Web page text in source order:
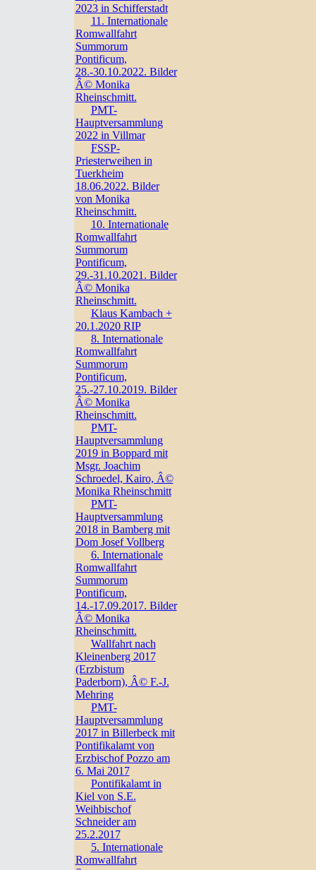
2023 in Schifferstadt
11. Internationale
Romwallfahrt
Summorum
Pontificum,
28.-30.10.2022. Bilder
Â© Monika
Rheinschmitt.
PMT-
Hauptversammlung
2022 in Villmar
FSSP-
Priesterweihen in
Tuerkheim
18.06.2022. Bilder
von Monika
Rheinschmitt.
10. Internationale
Romwallfahrt
Summorum
Pontificum,
29.-31.10.2021. Bilder
Â© Monika
Rheinschmitt.
Klaus Kambach +
20.1.2020 RIP
8. Internationale
Romwallfahrt
Summorum
Pontificum,
25.-27.10.2019. Bilder
Â© Monika
Rheinschmitt.
PMT-
Hauptversammlung
2019 in Boppard mit
Msgr. Joachim
Schroedel, Kairo, Â©
Monika Rheinschmitt
PMT-
Hauptversammlung
2018 in Bamberg mit
Dom Josef Vollberg
6. Internationale
Romwallfahrt
Summorum
Pontificum,
14.-17.09.2017. Bilder
Â© Monika
Rheinschmitt.
Wallfahrt nach
Kleinenberg 2017
(Erzbistum
Paderborn), Â© F.-J.
Mehring
PMT-
Hauptversammlung
2017 in Billerbeck mit
Pontifikalamt von
Erzbischof Pozzo am
6. Mai 2017
Pontifikalamt in
Kiel von S.E.
Weihbischof
Schneider am
25.2.2017
5. Internationale
Romwallfahrt